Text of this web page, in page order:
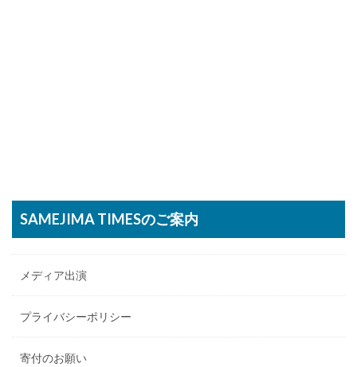
SAMEJIMA TIMESのご案内
メディア出演
プライバシーポリシー
寄付のお願い